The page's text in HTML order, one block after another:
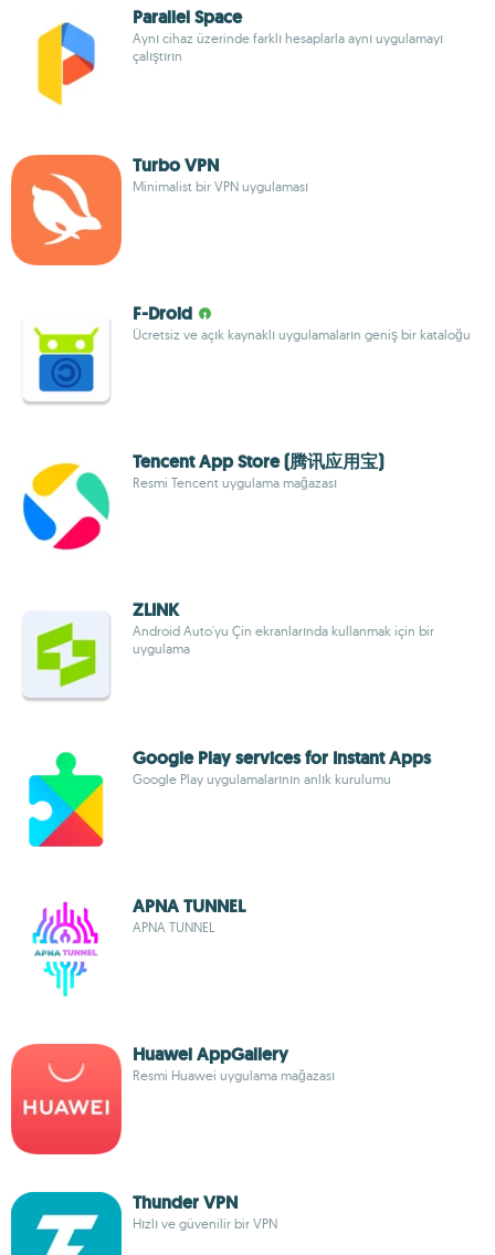
Parallel Space
Aynı cihaz üzerinde farklı hesaplarla aynı uygulamayı
çalıştırın
Turbo VPN
Minimalist bir VPN uygulaması
F-Droid
Ücretsiz ve açık kaynaklı uygulamaların geniş bir kataloğu
Tencent App Store (腾讯应用宝)
Resmi Tencent uygulama mağazası
ZLINK
Android Auto'yu Çin ekranlarında kullanmak için bir
uygulama
Google Play services for Instant Apps
Google Play uygulamalarının anlık kurulumu
APNA TUNNEL
APNA TUNNEL
Huawei AppGallery
Resmi Huawei uygulama mağazası
Thunder VPN
Hızlı ve güvenilir bir VPN